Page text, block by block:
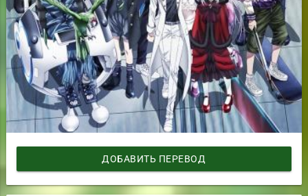
ДОБАВИТЬ ПЕРЕВОД